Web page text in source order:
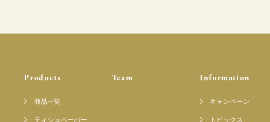
Products
商品一覧
ティシュペーパー
Team Information
キャンペーン
トピックス